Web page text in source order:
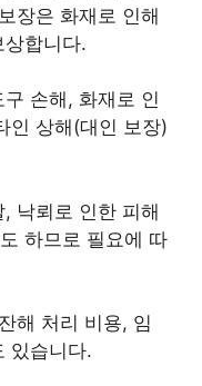
장은 화재로 인해
합니다.
손해, 화재로 인
인 상해(대인 보장)
낙뢰로 인한 피해
하므로 필요에 따
해 처리 비용, 임
있습니다.